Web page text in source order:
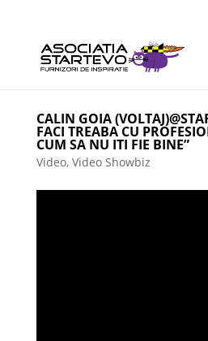
CALIN GOIA
FACI TREABA CU
CUM SA NU ITI FIE BINE”
Video, Video Showbiz